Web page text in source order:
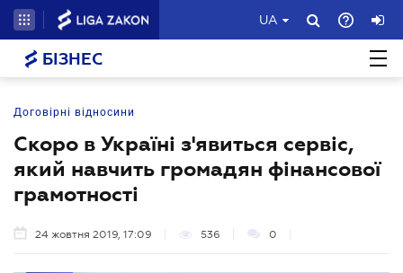
UA
БІЗНЕС
Договірні відносини
Скоро в Україні з'явиться сервіс,
який навчить громадян фінансової
грамотності
24 жовтня 2019, 17:09 536 0